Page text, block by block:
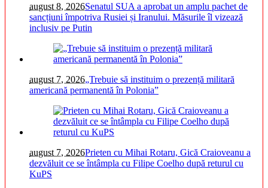
august 8, 2026Senatul SUA a aprobat un amplu pachet de
sancțiuni împotriva Rusiei și Iranului. Măsurile îl vizează
inclusiv pe Putin
august 7, 2026„Trebuie să instituim o prezență militară
americană permanentă în Polonia”
august 7, 2026Prieten cu Mihai Rotaru, Gică Craioveanu a
dezvăluit ce se întâmpla cu Filipe Coelho după returul cu
KuPS